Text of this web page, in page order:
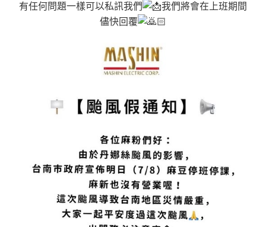
有任何問題一樣可以私訊我們
我們將會在上班期間
儘快回覆